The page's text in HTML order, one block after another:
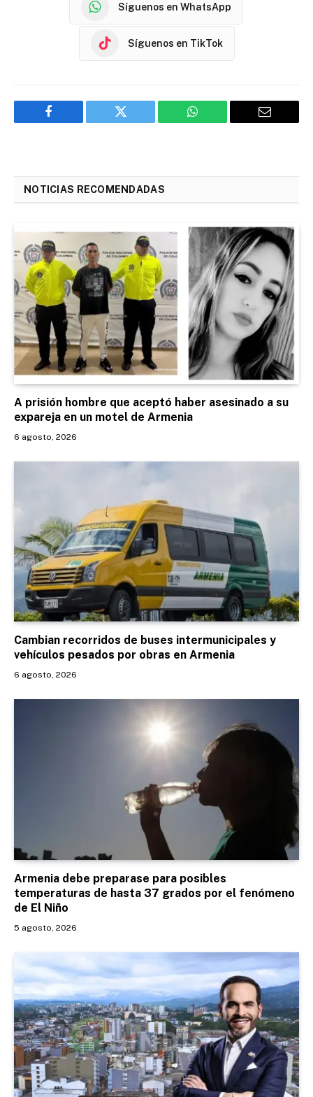
Síguenos en WhatsApp
Síguenos en TikTok
Facebook Twitter WhatsApp Email
NOTICIAS RECOMENDADAS
A prisión hombre que aceptó haber asesinado a su
expareja en un motel de Armenia
6 agosto, 2026
Cambian recorridos de buses intermunicipales y
vehículos pesados por obras en Armenia
6 agosto, 2026
Armenia debe preparase para posibles
temperaturas de hasta 37 grados por el fenómeno
de El Niño
5 agosto, 2026